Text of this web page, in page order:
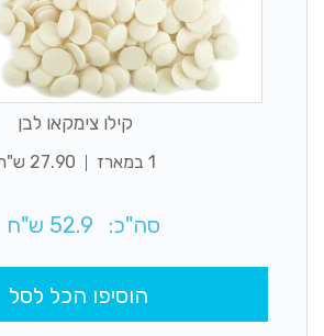
קילו צימקאו לבן
1 במארז 27.90 ש"ח
סה"כ: 52.9 ש"ח
הוסיפו הכל לסל